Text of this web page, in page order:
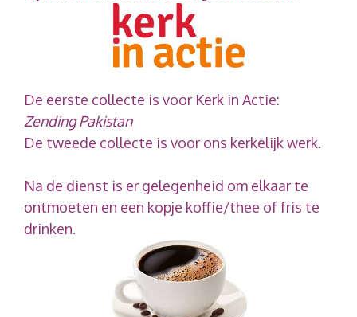
De eerste collecte is voor Kerk in Actie:
Zending Pakistan
De tweede collecte is voor ons kerkelijk werk.
Na de dienst is er gelegenheid om elkaar te
ontmoeten en een kopje koffie/thee of fris te
drinken.